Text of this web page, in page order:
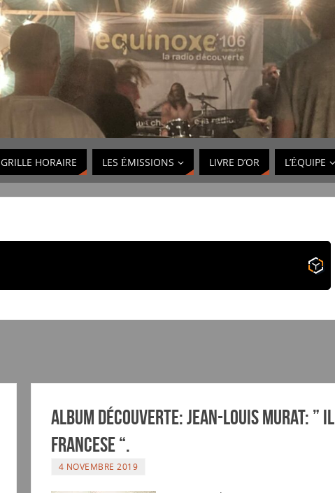
GRILLE HORAIRE LES ÉMISSIONS LIVRE D’OR L’ÉQUIPE
Album découverte: JEAN-LOUIS MURAT: ” IL
FRANCESE “.
4 NOVEMBRE 2019